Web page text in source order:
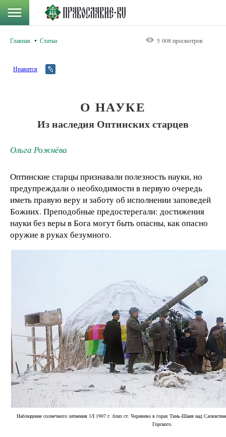
Главная Статьи 5 008 просмотров
Нравится
О НАУКЕ
Из наследия Оптинских старцев
Ольга Рожнёва
Оптинские старцы признавали полезность науки, но
предупреждали о необходимости в первую очередь
иметь правую веру и заботу об исполнении заповедей
Божиих. Преподобные предостерегали: достижения
науки без веры в Бога могут быть опасны, как опасно
оружие в руках безумного.
Наблюдение солнечного затмения 1/I 1907 г. близ ст. Черняево в горах Тянь-Шаня над
Горского.